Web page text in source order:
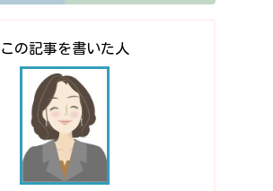
この記事を書いた人